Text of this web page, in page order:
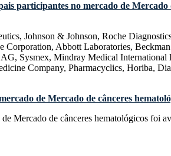
participantes no mercado de Mercado
Johnson & Johnson, Roche
Corporation, Abbott Laboratories,
Sysmex, Mindray Medical
Company, Pharmacyclics, Horiba,
de Mercado de cânceres
Mercado de cânceres hematológicos foi